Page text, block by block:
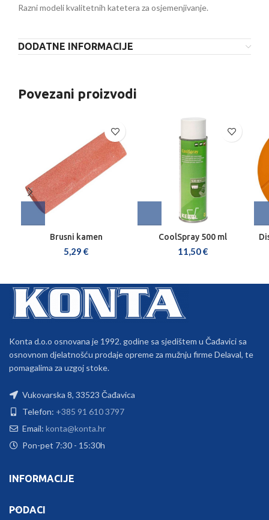
Razni modeli kvalitetnih katetera za osjemenjivanje.
DODATNE INFORMACIJE
Povezani proizvodi
Brusni kamen
5,29 €
CoolSpray 500 ml
11,50€
Konta d.o.o osnovana je 1992. godine sa sjedištem u Čađavici sa
osnovnom djelatnošću prodaje opreme za mužnju firme Delaval, te
pomagalima za uzgoj stoke.
Vukovarska 8, 33523 Čađavica
Telefon: +385 91 610 3797
Email: konta@konta.hr
Pon-pet 7:30 - 15:30h
INFORMACIJE
PODACI